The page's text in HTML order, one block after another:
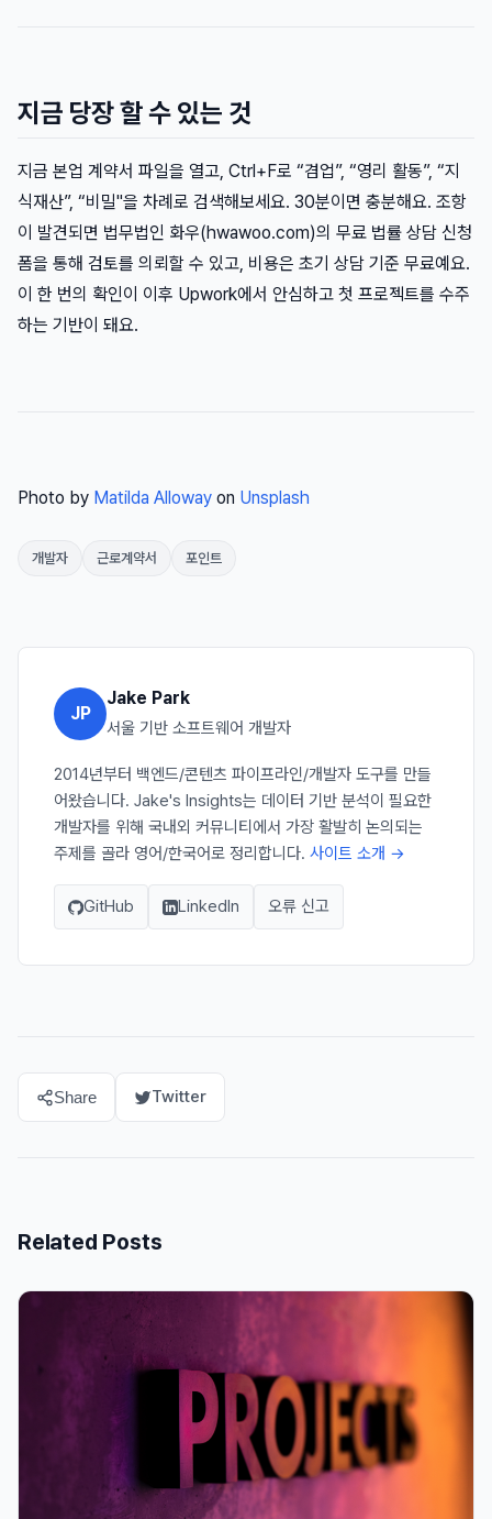
지금 당장 할 수 있는 것
지금 본업 계약서 파일을 열고, Ctrl+F로 “겸업”, “영리 활동”, “지
식재산”, “비밀"을 차례로 검색해보세요. 30분이면 충분해요. 조항
이 발견되면 법무법인 화우(hwawoo.com)의 무료 법률 상담 신청
폼을 통해 검토를 의뢰할 수 있고, 비용은 초기 상담 기준 무료예요.
이 한 번의 확인이 이후 Upwork에서 안심하고 첫 프로젝트를 수주
하는 기반이 돼요.
Photo by Matilda Alloway on Unsplash
개발자 근로계약서 포인트
JP
Jake Park
서울 기반 소프트웨어 개발자
2014년부터 백엔드/콘텐츠 파이프라인/개발자 도구를 만들
어왔습니다. Jake's Insights는 데이터 기반 분석이 필요한
개발자를 위해 국내외 커뮤니티에서 가장 활발히 논의되는
주제를 골라 영어/한국어로 정리합니다. 사이트 소개 →
GitHub LinkedIn 오류 신고
Share Twitter
Related Posts